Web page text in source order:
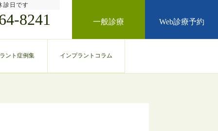
日です
8241 一般診療 Web診療予約
ント症例集 インプラントコラム